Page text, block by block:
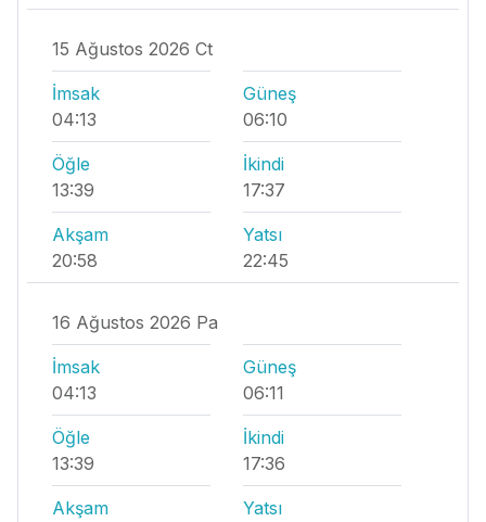
15 Ağustos 2026 Ct
İmsak
04:13
Güneş
06:10
Öğle
13:39
İkindi
17:37
Akşam
20:58
Yatsı
22:45
16 Ağustos 2026 Pa
İmsak
04:13
Güneş
06:11
Öğle
13:39
İkindi
17:36
Akşam
Yatsı